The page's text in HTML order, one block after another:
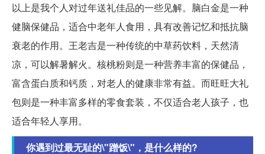
以上是我个人对过年送礼佳品的一些见解。脑白金是一种
健脑保健品，适合中老年人食用，具有改善记忆和抵抗脑
衰老的作用。王老吉是一种传统的中草药饮料，天然清
凉，可以解暑解火。核桃粉则是一种营养丰富的保健品，
富含蛋白质和钙质，对老人的健康非常有益。而旺旺大礼
包则是一种丰富多样的零食套装，不仅适合老人孩子，也
适合年轻人享用。
你遇到过最无耻的\"蹭饭\"，是什么样的?